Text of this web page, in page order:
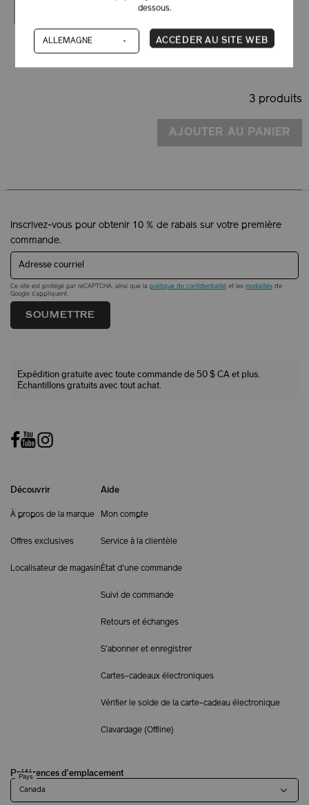
RUPTURE DE STOCK
3 produits
AJOUTER AU PANIER
Inscrivez-vous pour obtenir 10 % de rabais sur votre première
commande.
Adresse courriel
Ce site est protégé par reCAPTCHA, ainsi que la politique de confidentialité et les modalités de
Google s'appliquent.
SOUMETTRE
Expédition gratuite avec toute commande de 50 $ CA et plus.
Échantillons gratuits avec tout achat.
Découvrir
À propos de la marque
Offres exclusives
Localisateur de magasin
Aide
Mon compte
Service à la clientèle
État d'une commande
Suivi de commande
Retours et échanges
S'abonner et enregistrer
Cartes-cadeaux électroniques
Vérifier le solde de la carte-cadeau électronique
Clavardage (Offline)
Préférences d'emplacement
Pays
dessous.
ACCÉDER AU SITE WEB